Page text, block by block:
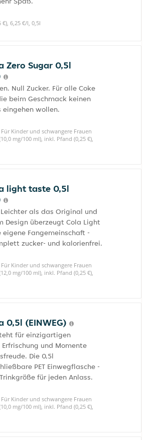
6,25 €/l, 0,5l
Zero Sugar 0,5l
Null Zucker. Für alle Coke
beim Geschmack keinen
eingehen wollen.
Kinder und schwangere Frauen
mg/100 ml), inkl. Pfand (0,25 €),
light taste 0,5l
als das Original und
Design überzeugt Cola Light
eigene Fangemeinschaft -
zucker- und kalorienfrei.
Kinder und schwangere Frauen
mg/100 ml), inkl. Pfand (0,25 €),
0,5l (EINWEG)
für einzigartigen
Erfrischung und Momente
Die 0,5l
PET Einwegflasche -
für jeden Anlass.
Kinder und schwangere Frauen
mg/100 ml), inkl. Pfand (0,25 €),